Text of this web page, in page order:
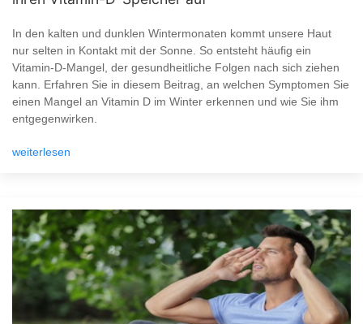
In den kalten und dunklen Wintermonaten kommt unsere Haut
nur selten in Kontakt mit der Sonne. So entsteht häufig ein
Vitamin-D-Mangel, der gesundheitliche Folgen nach sich ziehen
kann. Erfahren Sie in diesem Beitrag, an welchen Symptomen Sie
einen Mangel an Vitamin D im Winter erkennen und wie Sie ihm
entgegenwirken.
weiterlesen